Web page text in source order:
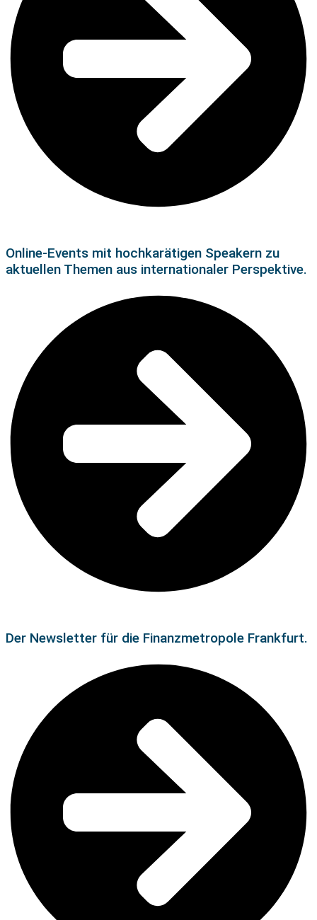
Online-Events mit hochkarätigen Speakern zu
aktuellen Themen aus internationaler Perspektive.
Der Newsletter für die Finanzmetropole Frankfurt.